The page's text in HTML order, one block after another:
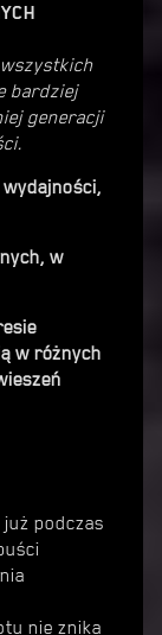
wszystkich
bardziej
generacji
w
w różnych
już podczas
nie znika